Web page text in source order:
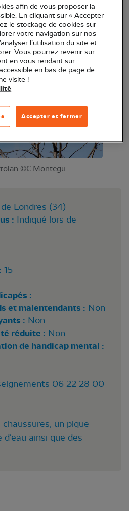
Saint Loup, vous propose
des oiseaux des garrigues.
dans la garrigue de 9
nos amis ailés.
©C.Montegu
Londres (34)
: Indiqué lors de
15
:
et malentendants : Non
: Non
réduite : Non
de handicap mental :
06 22 28 00
un pique
d'eau ainsi que des
afin de vous proposer la
En cliquant sur « Accepter
le stockage de cookies sur
votre navigation sur nos
l’utilisation du site et
Vous pourrez revenir sur
en vous rendant sur
en bas de page de
visite !
Accepter et fermer